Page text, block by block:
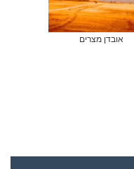
אובדן מצרים